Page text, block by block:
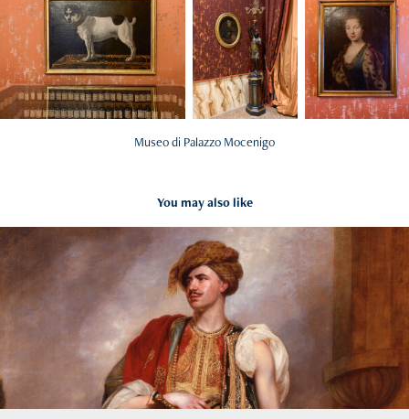
Museo di Palazzo Mocenigo
You may also like
Thomas Hope
2020